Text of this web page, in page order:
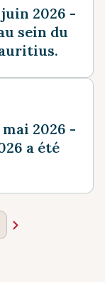
2026 -
sein du
2026 -
a été